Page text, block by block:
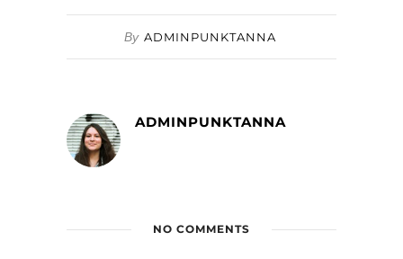
By ADMINPUNKTANNA
ADMINPUNKTANNA
NO COMMENTS